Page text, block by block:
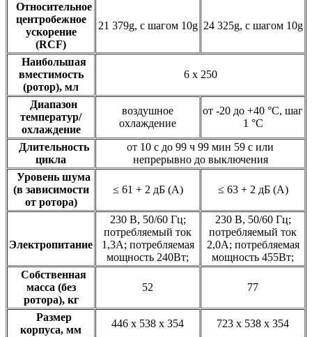
Относительное
центробежное
ускорение
(RCF)
21 379g, c шагом 10g 24 325g, c шагом 10g
Наибольшая
вместимость
(ротор), мл
6 x 250
Диапазон
температур/
охлаждение
воздушное
охлаждение
от -20 до +40 °C, шаг
1 °C
Длительность
цикла
от 10 с до 99 ч 99 мин 59 с или
непрерывно до выключения
Уровень шума
(в зависимости
от ротора)
≤ 61 + 2 дБ (А) ≤ 63 + 2 дБ (А)
Электропитание
230 В, 50/60 Гц;
потребляемый ток
1,3A; потребляемая
мощность 240Вт;
230 В, 50/60 Гц;
потребляемый ток
2,0A; потребляемая
мощность 455Вт;
Собственная
масса (без
ротора), кг
52 77
Размер
корпуса, мм
446 x 538 x 354 723 x 538 x 354